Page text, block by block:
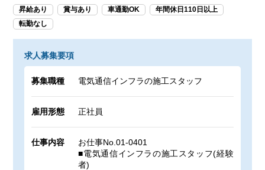
昇給あり 賞与あり 車通勤OK
年間休日110日以上
転勤なし
求人募集要項
募集職種 電気通信インフラの施工スタッフ
雇用形態 正社員
仕事内容
お仕事No.01-0401
■電気通信インフラの施工スタッフ(経験
者)